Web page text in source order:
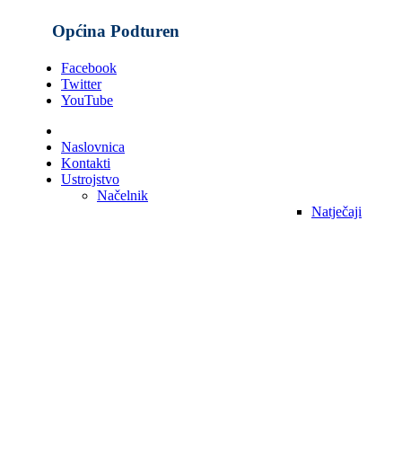
Općina Podturen
Facebook
Twitter
YouTube
Naslovnica
Kontakti
Ustrojstvo
Načelnik
Natječaji